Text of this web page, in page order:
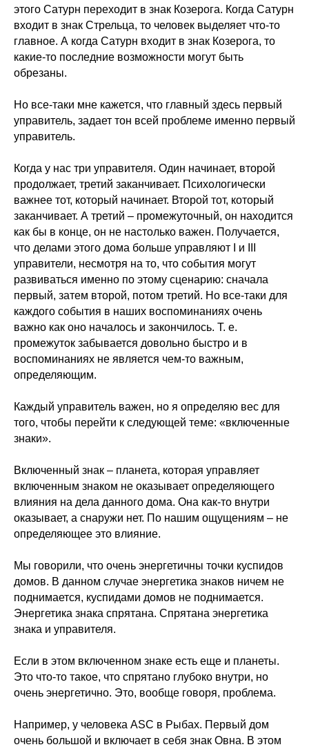
этого Сатурн переходит в знак Козерога. Когда Сатурн
входит в знак Стрельца, то человек выделяет что-то
главное. А когда Сатурн входит в знак Козерога, то
какие-то последние возможности могут быть
обрезаны.
Но все-таки мне кажется, что главный здесь первый
управитель, задает тон всей проблеме именно первый
управитель.
Когда у нас три управителя. Один начинает, второй
продолжает, третий заканчивает. Психологически
важнее тот, который начинает. Второй тот, который
заканчивает. А третий – промежуточный, он находится
как бы в конце, он не настолько важен. Получается,
что делами этого дома больше управляют I и III
управители, несмотря на то, что события могут
развиваться именно по этому сценарию: сначала
первый, затем второй, потом третий. Но все-таки для
каждого события в наших воспоминаниях очень
важно как оно началось и закончилось. Т. е.
промежуток забывается довольно быстро и в
воспоминаниях не является чем-то важным,
определяющим.
Каждый управитель важен, но я определяю вес для
того, чтобы перейти к следующей теме: «включенные
знаки».
Включенный знак – планета, которая управляет
включенным знаком не оказывает определяющего
влияния на дела данного дома. Она как-то внутри
оказывает, а снаружи нет. По нашим ощущениям – не
определяющее это влияние.
Мы говорили, что очень энергетичны точки куспидов
домов. В данном случае энергетика знаков ничем не
поднимается, куспидами домов не поднимается.
Энергетика знака спрятана. Спрятана энергетика
знака и управителя.
Если в этом включенном знаке есть еще и планеты.
Это что-то такое, что спрятано глубоко внутри, но
очень энергетично. Это, вообще говоря, проблема.
Например, у человека ASC в Рыбах. Первый дом
очень большой и включает в себя знак Овна. В этом